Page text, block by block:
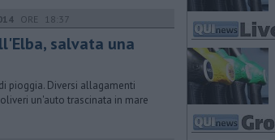
ORE 18:37
salvata una
pioggia. Diversi allagamenti
un'auto trascinata in mare